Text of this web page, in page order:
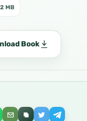
2 MB
Book